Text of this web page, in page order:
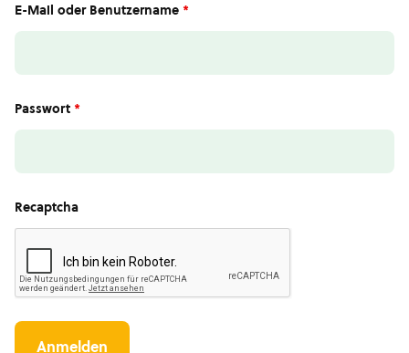
E-Mail oder Benutzername *
Passwort *
Recaptcha